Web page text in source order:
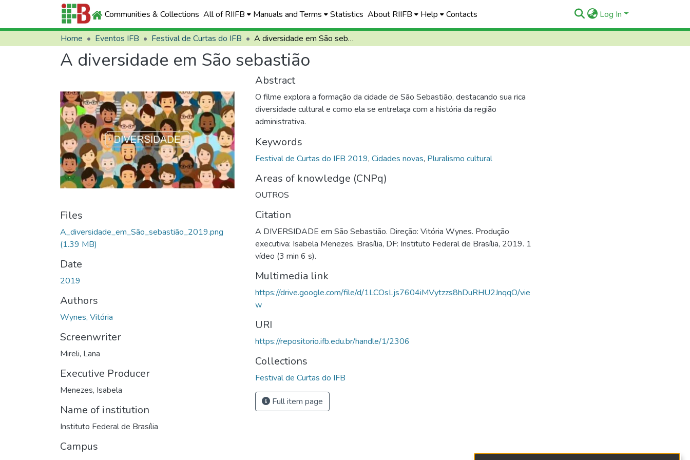
Communities & Collections All of RIIFB Manuals and Terms Statistics About RIIFB Help Contacts Log In
Home Eventos IFB Festival de Curtas do IFB A diversidade em São sebastião
A diversidade em São sebastião
Files
A_diversidade_em_São_sebastião_2019.png
(1.39 MB)
Date
2019
Authors
Wynes, Vitória
Screenwriter
Mireli, Lana
Executive Producer
Menezes, Isabela
Name of institution
Instituto Federal de Brasília
Campus
Abstract
O filme explora a formação da cidade de São Sebastião, destacando sua rica
diversidade cultural e como ela se entrelaça com a história da região
administrativa.
Keywords
Festival de Curtas do IFB 2019, Cidades novas, Pluralismo cultural
Areas of knowledge (CNPq)
OUTROS
Citation
A DIVERSIDADE em São Sebastião. Direção: Vitória Wynes. Produção
executiva: Isabela Menezes. Brasília, DF: Instituto Federal de Brasília, 2019. 1
vídeo (3 min 6 s).
Multimedia link
https://drive.google.com/file/d/1LCOsLjs7604iMVytzzs8hDuRHU2JnqqO/vie
w
URI
https://repositorio.ifb.edu.br/handle/1/2306
Collections
Festival de Curtas do IFB
Full item page